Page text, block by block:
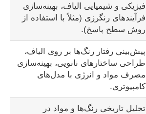
فیزیکی و شیمیایی الیاف، بهینه‌سازی
فرآیندهای رنگرزی (مثلاً با استفاده از
روش سطح پاسخ).
پیش‌بینی رفتار رنگ‌ها بر روی الیاف،
طراحی ساختارهای نانویی، بهینه‌سازی
مصرف مواد و انرژی با مدل‌های
کامپیوتری.
تحلیل تاریخی رنگ‌ها و مواد در